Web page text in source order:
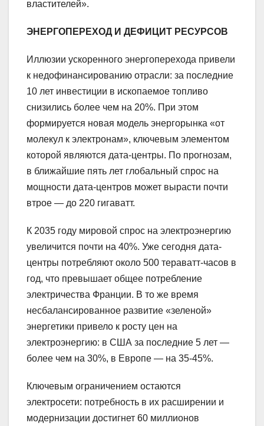
властителей».
ЭНЕРГОПЕРЕХОД И ДЕФИЦИТ РЕСУРСОВ
Иллюзии ускоренного энергоперехода привели
к недофинансированию отрасли: за последние
10 лет инвестиции в ископаемое топливо
снизились более чем на 20%. При этом
формируется новая модель энергорынка «от
молекул к электронам», ключевым элементом
которой являются дата-центры. По прогнозам,
в ближайшие пять лет глобальный спрос на
мощности дата-центров может вырасти почти
втрое — до 220 гигаватт.
К 2035 году мировой спрос на электроэнергию
увеличится почти на 40%. Уже сегодня дата-
центры потребляют около 500 тераватт-часов в
год, что превышает общее потребление
электричества Франции. В то же время
несбалансированное развитие «зеленой»
энергетики привело к росту цен на
электроэнергию: в США за последние 5 лет —
более чем на 30%, в Европе — на 35-45%.
Ключевым ограничением остаются
электросети: потребность в их расширении и
модернизации достигнет 60 миллионов